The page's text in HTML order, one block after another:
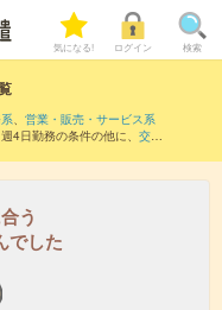
気になる! ログイン 検索
、 営業・販売・サービス系
4日勤務の条件の他に、 交通
う
でした